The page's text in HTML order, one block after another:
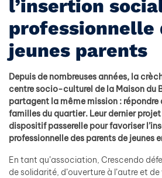
l’insertion
professionnelle
jeunes parents
Depuis de nombreuses années, la
centre socio-culturel de la Maison du
partagent la même mission : répondre
familles du quartier. Leur dernier
dispositif passerelle pour favoriser
professionnelle des parents de jeunes
En tant qu’association, Crescendo
de solidarité, d’ouverture à l’autre et